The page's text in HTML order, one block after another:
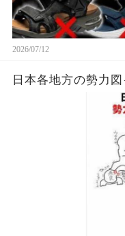
2026/07/12
日本各地方の勢力